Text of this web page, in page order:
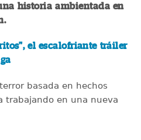
historia ambientada en
el escalofriante tráiler
basada en hechos
trabajando en una nueva